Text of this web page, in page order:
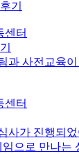
센터
과 사전교육
센터
사가 진행되